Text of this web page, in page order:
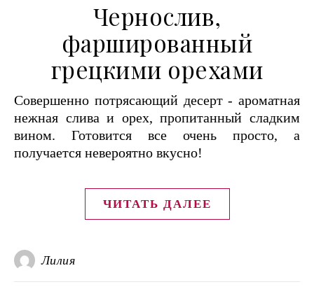
Чернослив,
фаршированный
грецкими орехами
Совершенно потрясающий десерт - ароматная
нежная слива и орех, пропитанный сладким
вином. Готовится все очень просто, а
получается невероятно вкусно!
ЧИТАТЬ ДАЛЕЕ
Лилия